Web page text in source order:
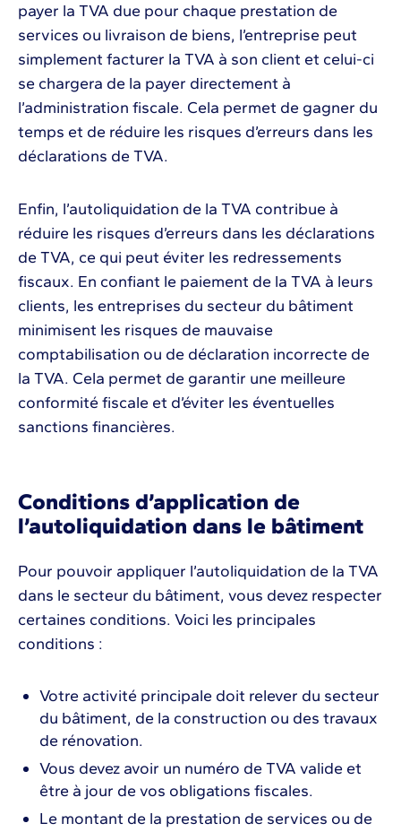
payer la TVA due pour chaque prestation de
services ou livraison de biens, l’entreprise peut
simplement facturer la TVA à son client et celui-ci
se chargera de la payer directement à
l’administration fiscale. Cela permet de gagner du
temps et de réduire les risques d’erreurs dans les
déclarations de TVA.
Enfin, l’autoliquidation de la TVA contribue à
réduire les risques d’erreurs dans les déclarations
de TVA, ce qui peut éviter les redressements
fiscaux. En confiant le paiement de la TVA à leurs
clients, les entreprises du secteur du bâtiment
minimisent les risques de mauvaise
comptabilisation ou de déclaration incorrecte de
la TVA. Cela permet de garantir une meilleure
conformité fiscale et d’éviter les éventuelles
sanctions financières.
Conditions d’application de
l’autoliquidation dans le bâtiment
Pour pouvoir appliquer l’autoliquidation de la TVA
dans le secteur du bâtiment, vous devez respecter
certaines conditions. Voici les principales
conditions :
Votre activité principale doit relever du secteur
du bâtiment, de la construction ou des travaux
de rénovation.
Vous devez avoir un numéro de TVA valide et
être à jour de vos obligations fiscales.
Le montant de la prestation de services ou de